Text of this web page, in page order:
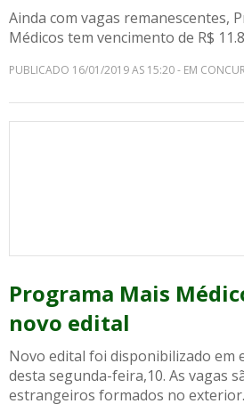
Ainda com vagas remanescentes,
Médicos tem vencimento de R$
PUBLICADO 16/01/2019 AS 15:20 - EM
Programa Mais
novo edital
Novo edital foi disponibilizado em
desta segunda-feira,10. As vagas
estrangeiros formados no exterior.